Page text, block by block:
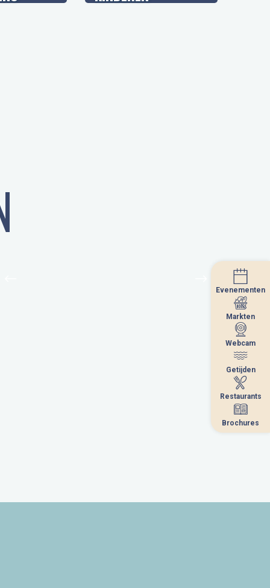
Evenementen
Markten
Webcam
Getijden
Restaurants
Brochures